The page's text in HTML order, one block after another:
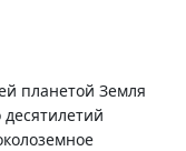
планетой Земля